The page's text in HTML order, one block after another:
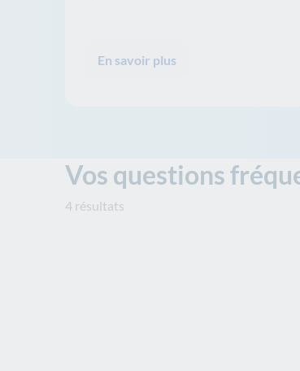
En savoir plus
Vos questions
4 résultats